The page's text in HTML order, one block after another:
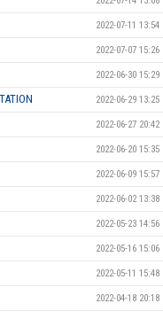
2022-07-11 13:54
2022-07-07 15:26
2022-06-30 15:29
2022-06-29 13:25
2022-06-27 20:42
2022-06-20 15:35
2022-06-09 15:57
2022-06-02 13:38
2022-05-23 14:56
2022-05-16 15:06
2022-05-11 15:48
2022-04-18 20:18